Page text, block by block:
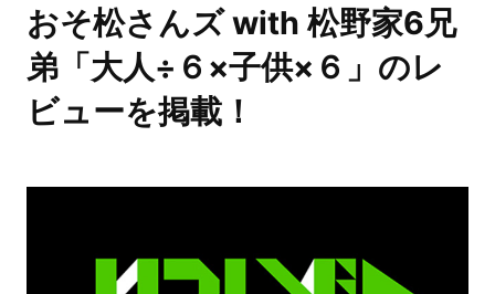
おそ松さんズ with 松野家6兄
弟「大人÷６×子供×６」のレ
ビューを掲載！